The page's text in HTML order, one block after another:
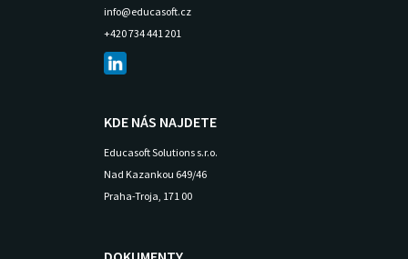
info@educasoft.cz
+420 734 441 201
KDE NÁS NAJDETE
Educasoft Solutions s.r.o.
Nad Kazankou 649/46
Praha-Troja, 171 00